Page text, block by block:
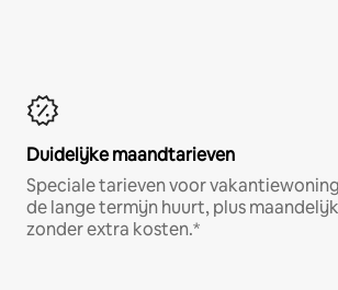
Duidelijke maandtarieven
Speciale tarieven voor
de lange termijn huurt, plus
zonder extra kosten.*